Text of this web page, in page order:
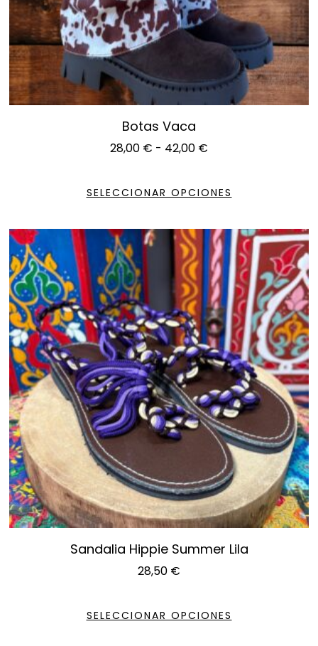
Botas Vaca
28,00 € - 42,00 €
SELECCIONAR OPCIONES
Sandalia Hippie Summer Lila
28,50 €
SELECCIONAR OPCIONES